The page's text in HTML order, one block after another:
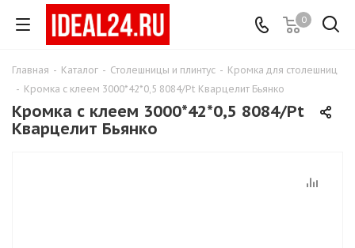
0
Главная - Каталог - Столешницы и плинтус - Кромка для столешниц
- Кромка с клеем 3000*42*0,5 8084/Pt Кварцелит Бьянко
Кромка с клеем 3000*42*0,5 8084/Pt
Кварцелит Бьянко